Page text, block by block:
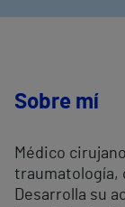
Sobre mí
Médico
traumatología,
Desarrolla su